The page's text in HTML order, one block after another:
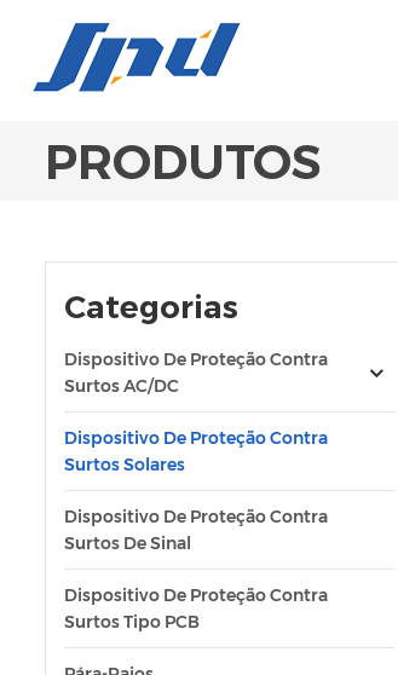
PRODUTOS
Categorias
Dispositivo De Proteção Contra
Surtos AC/DC
Dispositivo De Proteção Contra
Surtos Solares
Dispositivo De Proteção Contra
Surtos De Sinal
Dispositivo De Proteção Contra
Surtos Tipo PCB